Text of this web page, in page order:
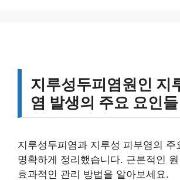
지루성두피염원인 지
염 발생의 주요 요인
지루성두피염과 지루성 피부염의 주
명확하게 정리했습니다. 근본적인
효과적인 관리 방법을 알아보세요.